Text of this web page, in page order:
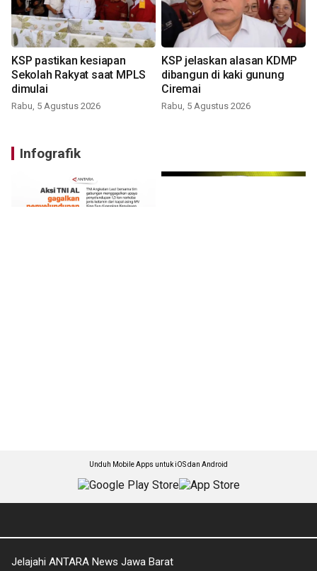
KSP pastikan kesiapan
Sekolah Rakyat saat MPLS
dimulai
Rabu, 5 Agustus 2026
KSP jelaskan alasan KDMP
dibangun di kaki gunung
Ciremai
Rabu, 5 Agustus 2026
Infografik
Unduh Mobile Apps untuk iOS dan Android
Jelajahi ANTARA News Jawa Barat